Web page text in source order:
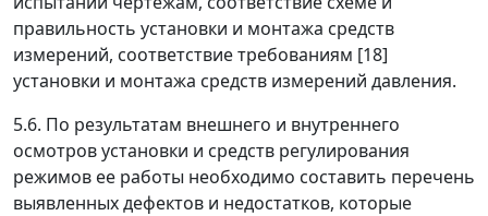
правильность установки и монтажа средств
измерений, соответствие требованиям [18]
установки и монтажа средств измерений давления.
5.6. По результатам внешнего и внутреннего
осмотров установки и средств регулирования
режимов ее работы необходимо составить перечень
выявленных дефектов и недостатков, которые